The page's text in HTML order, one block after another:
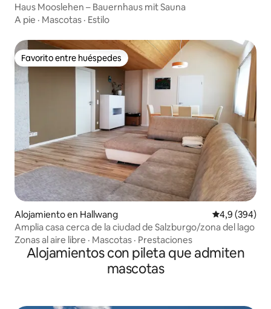
Haus Mooslehen – Bauernhaus mit Sauna
A pie · Mascotas · Estilo
Favorito entre huéspedes
Favorito entre huéspedes
Alojamiento en Hallwang Calificación
4,9 (394)
Amplia casa cerca de la ciudad de Salzburgo/zona del lago
Zonas al aire libre · Mascotas · Prestaciones
Alojamientos con pileta que admiten
mascotas